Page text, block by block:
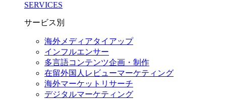
SERVICES
サービス別
海外メディアタイアップ
インフルエンサー
多言語コンテンツ企画・制作
在留外国⼈レビューマーケティング
海外マーケットリサーチ
デジタルマーケティング